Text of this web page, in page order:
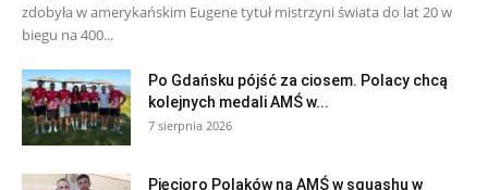
zdobyła w amerykańskim Eugene tytuł mistrzyni świata do lat 20 w
biegu na 400...
Po Gdańsku pójść za ciosem. Polacy chcą
kolejnych medali AMŚ w...
7 sierpnia 2026
Pięcioro Polaków na AMŚ w squashu w